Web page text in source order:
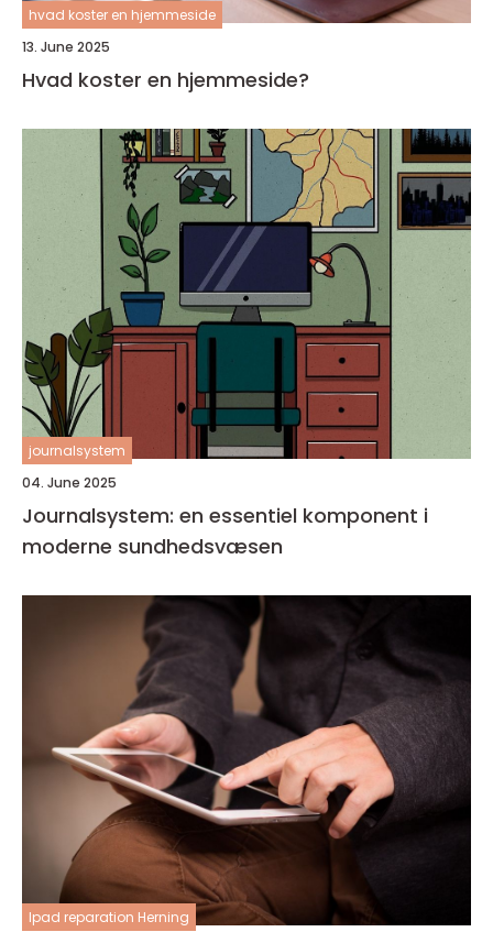
hvad koster en hjemmeside
13. June 2025
Hvad koster en hjemmeside?
journalsystem
04. June 2025
Journalsystem: en essentiel komponent i
moderne sundhedsvæsen
Ipad reparation Herning